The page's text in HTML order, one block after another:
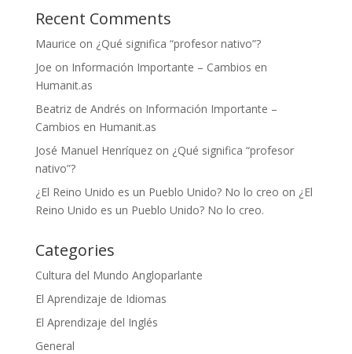
Recent Comments
Maurice on ¿Qué significa “profesor nativo”?
Joe on Información Importante – Cambios en
Humanit.as
Beatriz de Andrés on Información Importante –
Cambios en Humanit.as
José Manuel Henríquezon ¿Qué significa “profesor
nativo”?
¿El Reino Unido es un Pueblo Unido? No lo creo on ¿El
Reino Unido es un Pueblo Unido? No lo creo.
Categories
Cultura del Mundo Angloparlante
El Aprendizaje de Idiomas
El Aprendizaje del Inglés
General